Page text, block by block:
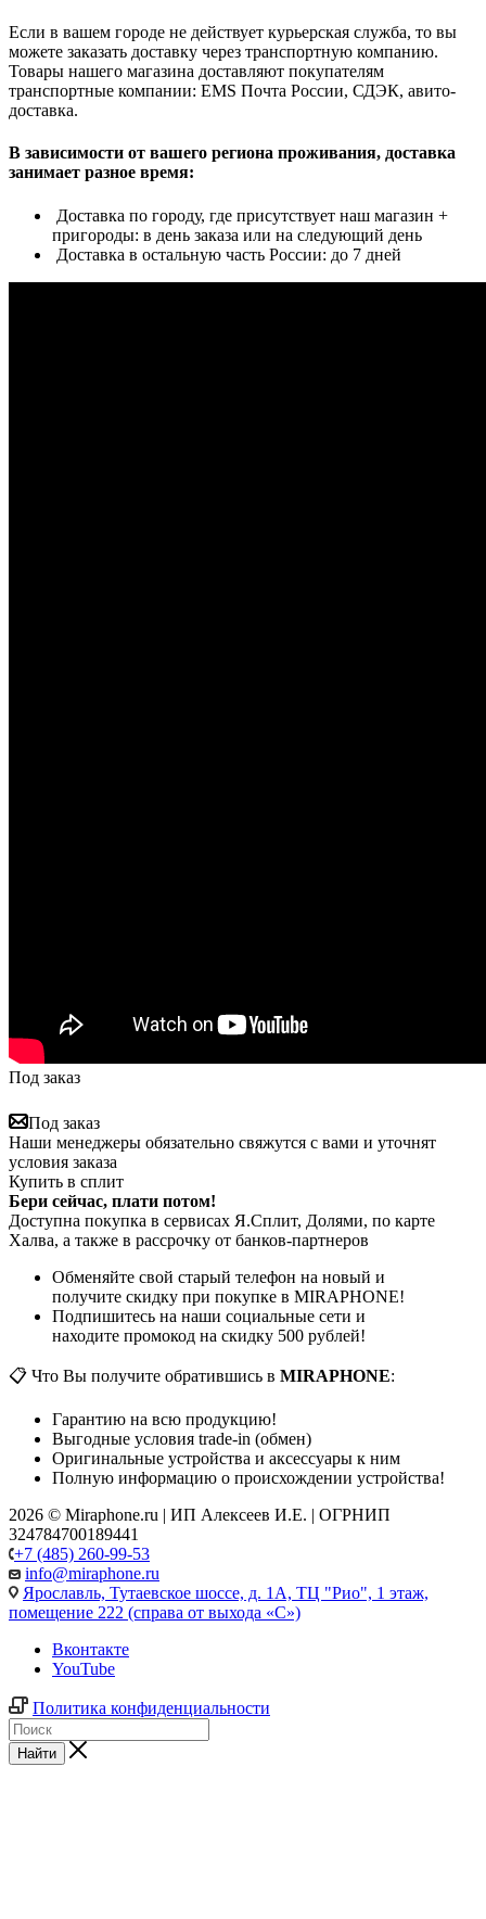
Если в вашем городе не действует курьерская служба, то вы
можете заказать доставку через транспортную компанию.
Товары нашего магазина доставляют покупателям
транспортные компании: EMS Почта России, СДЭК, авито-
доставка.
В зависимости от вашего региона проживания, доставка
занимает разное время:
Доставка по городу, где присутствует наш магазин +
пригороды: в день заказа или на следующий день
Доставка в остальную часть России: до 7 дней
Под заказ
Под заказ
Наши менеджеры обязательно свяжутся с вами и уточнят
условия заказа
Купить в сплит
Бери сейчас, плати потом!
Доступна покупка в сервисах Я.Сплит, Долями, по карте
Халва, а также в рассрочку от банков-партнеров
Обменяйте свой старый телефон на новый и
получите скидку при покупке в MIRAPHONE!
Подпишитесь на наши социальные сети и
находите промокод на скидку 500 рублей!
📋 Что Вы получите обратившись в MIRAPHONE:
Гарантию на всю продукцию!
Выгодные условия trade-in (обмен)
Оригинальные устройства и аксессуары к ним
Полную информацию о происхождении устройства!
2026 © Miraphone.ru | ИП Алексеев И.Е. | ОГРНИП
324784700189441
+7 (485) 260-99-53
info@miraphone.ru
Ярославль, Тутаевское шоссе, д. 1А, ТЦ "Рио", 1 этаж,
помещение 222 (справа от выхода «С»)
Вконтакте
YouTube
Политика конфиденциальности
Найти